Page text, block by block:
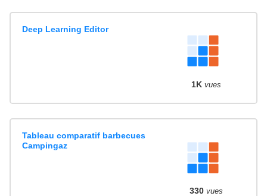
Deep Learning Editor
1K vues
Tableau comparatif barbecues
Campingaz
330 vues